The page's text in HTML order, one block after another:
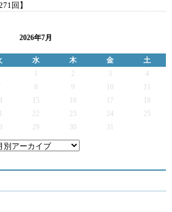
回】
2026年7月
水 木 金
土
2 3
4
9
15 16 17
22 23 24
25
29 30 31